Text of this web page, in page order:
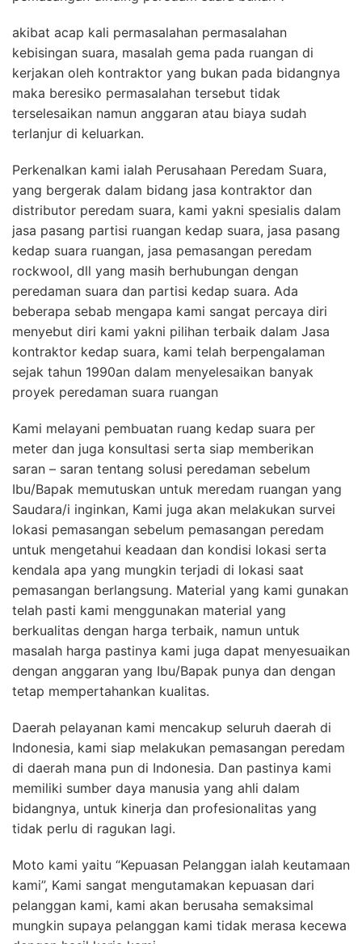
akibat acap kali permasalahan permasalahan
kebisingan suara, masalah gema pada ruangan di
kerjakan oleh kontraktor yang bukan pada bidangnya
maka beresiko permasalahan tersebut tidak
terselesaikan namun anggaran atau biaya sudah
terlanjur di keluarkan.
Perkenalkan kami ialah Perusahaan Peredam Suara,
yang bergerak dalam bidang jasa kontraktor dan
distributor peredam suara, kami yakni spesialis dalam
jasa pasang partisi ruangan kedap suara, jasa pasang
kedap suara ruangan, jasa pemasangan peredam
rockwool, dll yang masih berhubungan dengan
peredaman suara dan partisi kedap suara. Ada
beberapa sebab mengapa kami sangat percaya diri
menyebut diri kami yakni pilihan terbaik dalam Jasa
kontraktor kedap suara, kami telah berpengalaman
sejak tahun 1990an dalam menyelesaikan banyak
proyek peredaman suara ruangan
Kami melayani pembuatan ruang kedap suara per
meter dan juga konsultasi serta siap memberikan
saran – saran tentang solusi peredaman sebelum
Ibu/Bapak memutuskan untuk meredam ruangan yang
Saudara/i inginkan, Kami juga akan melakukan survei
lokasi pemasangan sebelum pemasangan peredam
untuk mengetahui keadaan dan kondisi lokasi serta
kendala apa yang mungkin terjadi di lokasi saat
pemasangan berlangsung. Material yang kami gunakan
telah pasti kami menggunakan material yang
berkualitas dengan harga terbaik, namun untuk
masalah harga pastinya kami juga dapat menyesuaikan
dengan anggaran yang Ibu/Bapak punya dan dengan
tetap mempertahankan kualitas.
Daerah pelayanan kami mencakup seluruh daerah di
Indonesia, kami siap melakukan pemasangan peredam
di daerah mana pun di Indonesia. Dan pastinya kami
memiliki sumber daya manusia yang ahli dalam
bidangnya, untuk kinerja dan profesionalitas yang
tidak perlu di ragukan lagi.
Moto kami yaitu “Kepuasan Pelanggan ialah keutamaan
kami”, Kami sangat mengutamakan kepuasan dari
pelanggan kami, kami akan berusaha semaksimal
mungkin supaya pelanggan kami tidak merasa kecewa